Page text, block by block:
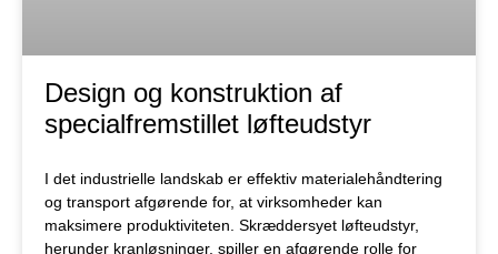
Design og konstruktion af
specialfremstillet løfteudstyr
I det industrielle landskab er effektiv materialehåndtering
og transport afgørende for, at virksomheder kan
maksimere produktiviteten. Skræddersyet løfteudstyr,
herunder kranløsninger, spiller en afgørende rolle for